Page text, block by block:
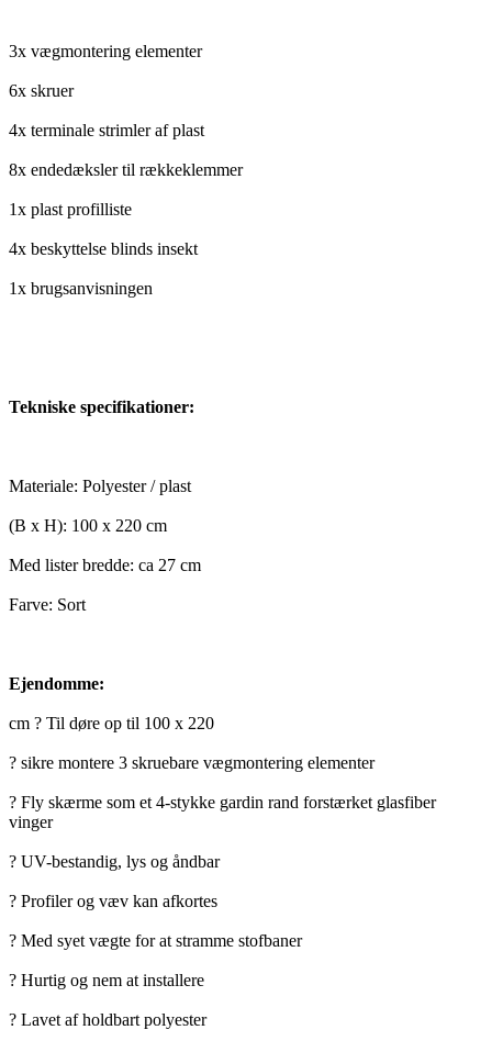
3x vægmontering elementer
6x skruer
4x terminale strimler af plast
8x endedæksler til rækkeklemmer
1x plast profilliste
4x beskyttelse blinds insekt
1x brugsanvisningen
Tekniske specifikationer:
Materiale: Polyester / plast
(B x H): 100 x 220 cm
Med lister bredde: ca 27 cm
Farve: Sort
Ejendomme:
cm ? Til døre op til 100 x 220
? sikre montere 3 skruebare vægmontering elementer
? Fly skærme som et 4-stykke gardin rand forstærket glasfiber
vinger
? UV-bestandig, lys og åndbar
? Profiler og væv kan afkortes
? Med syet vægte for at stramme stofbaner
? Hurtig og nem at installere
? Lavet af holdbart polyester